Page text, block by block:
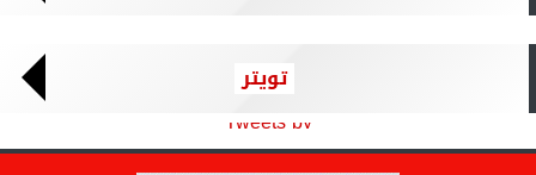
تويتر
Tweets by